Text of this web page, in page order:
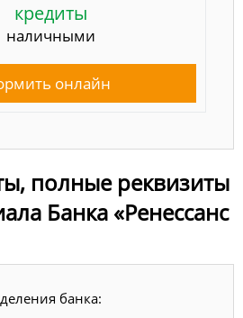
кредиты
наличными
онлайн
полные реквизиты
Банка «Ренессанс
банка: